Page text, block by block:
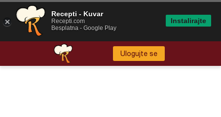
Ulogujte se
Recepti - Kuvar
Recepti.com
Besplatna - Google Play
Instalirajte